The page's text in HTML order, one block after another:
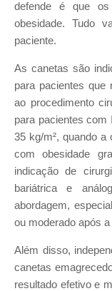
defende é que
obesidade. Tudo
paciente.
As canetas são
para pacientes que
ao procedimento
para pacientes
35 kg/m², quando a
com obesidade
indicação de
bariátrica e
abordagem,
ou moderado após
Além disso,
canetas
resultado efetivo e